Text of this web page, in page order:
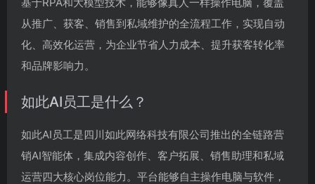
从推广、获客、销售到私域维护的全流程工作，实现自动
化、高效化运营，为企业节省人力成本、提升获客转化率
和品牌影响力。
如此AI员工是什么？
如此AI员工是四川如此网络科技有限公司推出的全链路营
销AI智能体，集成内容创作、客户拓展、销售助理和私域
运营四大核心岗位能力。平台能够自主操作电脑与软件，